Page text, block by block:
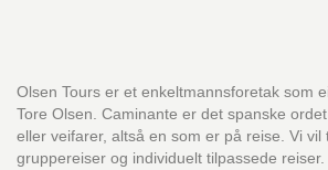
Olsen Tours er et enkeltmannsforetak som
Tore Olsen. Caminante er det spanske
eller veifarer, altså en som er på reise. Vi vil
gruppereiser og individuelt tilpassede